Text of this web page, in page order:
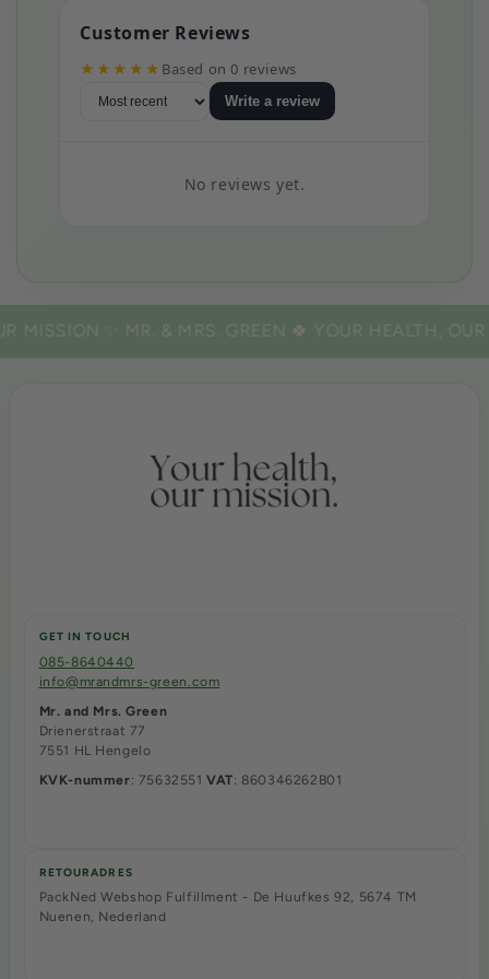
Maakt de huid van binnenuit mooier
Vermindert de zichtbare tekenen van het ouder
worden, zoals rimpels
Customer Reviews
★★★★★ Based on 0 reviews
Write a review
No reviews yet.
✨ MR. & MRS. GREEN 🍀 YOUR HEALTH, OUR
GET IN TOUCH
085-8640440
info@mrandmrs-green.com
Mr. and Mrs. Green
Drienerstraat 77
7551 HL Hengelo
KVK-nummer: 75632551VAT: 860346262B01
RETOURADRES
PackNed Webshop Fulfillment - De Huufkes 92, 5674 TM
Nuenen, Nederland